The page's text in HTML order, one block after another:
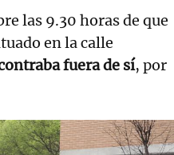
las 9.30 horas de que
en la calle
fuera de sí, por